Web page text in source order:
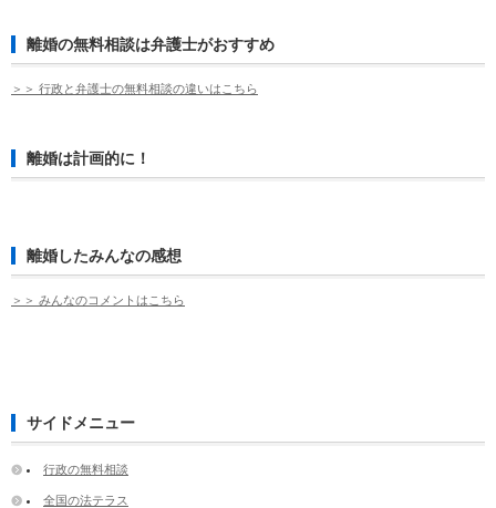
離婚の無料相談は弁護士がおすすめ
＞＞ 行政と弁護士の無料相談の違いはこちら
離婚は計画的に！
離婚したみんなの感想
＞＞ みんなのコメントはこちら
サイドメニュー
行政の無料相談
全国の法テラス